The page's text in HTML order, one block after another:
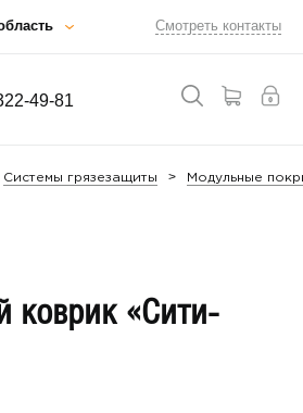
Смотреть контакты
49-81
Системы грязезащиты Модульные
коврик «Сити-